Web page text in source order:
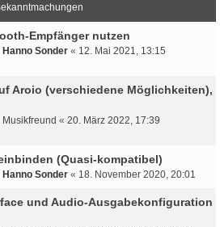
Empfänger nutzen
Hanno Sonder « 12. Mai 2021, 13:15
Aroio (verschiedene Möglichkeiten),
Musikfreund « 20. März 2022, 17:39
(Quasi-kompatibel)
Hanno Sonder « 18. November 2020, 20:01
und Audio-Ausgabekonfiguration